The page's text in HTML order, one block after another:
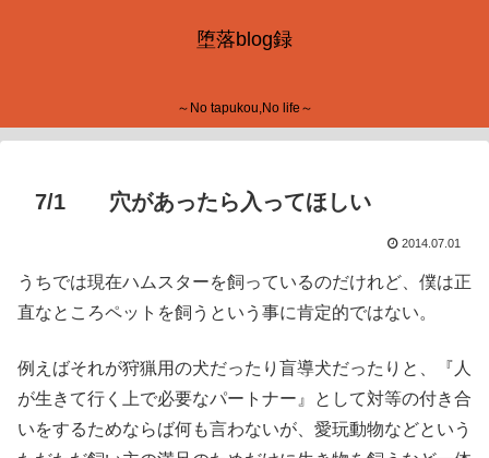
堕落blog録
～No tapukou,No life～
7/1 穴があったら入ってほしい
2014.07.01
うちでは現在ハムスターを飼っているのだけれど、僕は正
直なところペットを飼うという事に肯定的ではない。
例えばそれが狩猟用の犬だったり盲導犬だったりと、『人
が生きて行く上で必要なパートナー』として対等の付き合
いをするためならば何も言わないが、愛玩動物などという